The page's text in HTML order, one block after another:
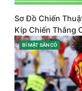
Sơ Đồ Chiến
Kíp Chiến Thắng
CATEGORIES
BÍ MẬT SÂN CỎ